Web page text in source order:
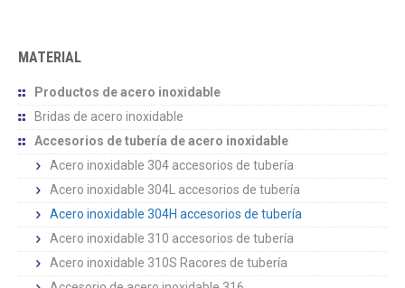
MATERIAL
Productos de acero inoxidable
Bridas de acero inoxidable
Accesorios de tubería de acero inoxidable
Acero inoxidable 304 accesorios de tubería
Acero inoxidable 304L accesorios de tubería
Acero inoxidable 304H accesorios de tubería
Acero inoxidable 310 accesorios de tubería
Acero inoxidable 310S Racores de tubería